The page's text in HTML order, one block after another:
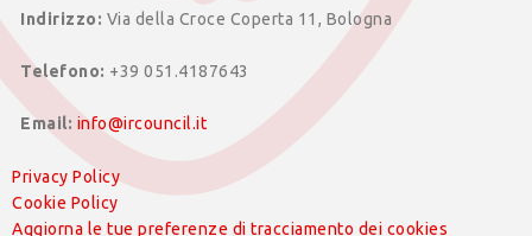
Indirizzo: Via della Croce Coperta 11, Bologna
Telefono: +39 051.4187643
Email: info@ircouncil.it
Privacy Policy
Cookie Policy
Aggiorna le tue preferenze di tracciamento dei cookies